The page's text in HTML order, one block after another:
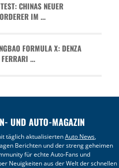
CHINAS NEUER
IM …
FORMULA X: DENZA
FERRARI …
UND AUTO-MAGAZIN
täglich aktualisiertenAuto News,
Berichten und der streng geheimen
für echte Auto-Fans und
Neuigkeiten aus der Welt der schnellen